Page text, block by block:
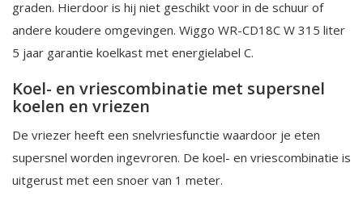
graden. Hierdoor is hij niet geschikt voor in de schuur of
andere koudere omgevingen. Wiggo WR-CD18C W 315 liter
5 jaar garantie koelkast met energielabel C.
Koel- en vriescombinatie met supersnel
koelen en vriezen
De vriezer heeft een snelvriesfunctie waardoor je eten
supersnel worden ingevroren. De koel- en vriescombinatie is
uitgerust met een snoer van 1 meter.